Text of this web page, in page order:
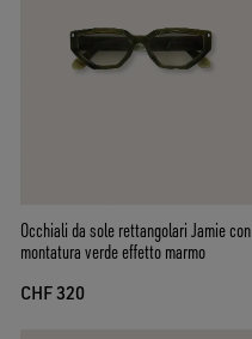
Occhiali da sole rettangolari Jamie con
montatura verde effetto marmo
CHF 320